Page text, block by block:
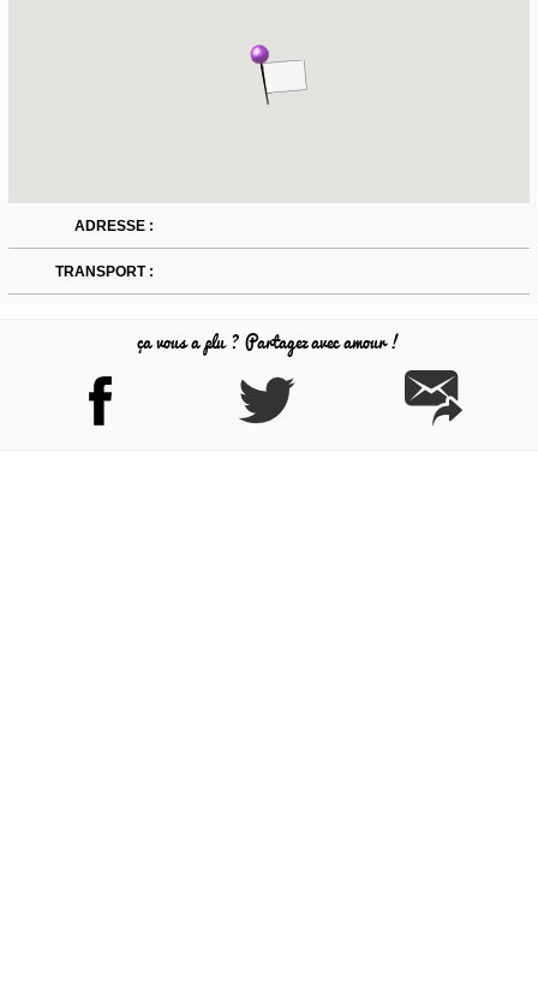
ADRESSE :
TRANSPORT :
ça vous a plu ? Partagez avec amour !